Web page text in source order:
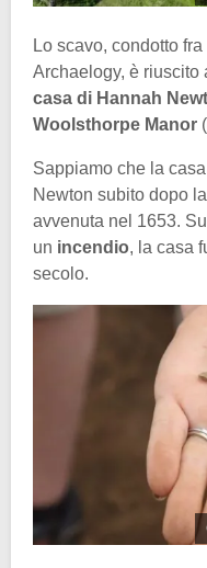
Lo scavo, condotto
Archaelogy, è riuscito
casa di Hannah
Woolsthorpe Manor
Sappiamo che la
Newton subito dopo
avvenuta nel 1653.
un incendio, la casa
secolo.